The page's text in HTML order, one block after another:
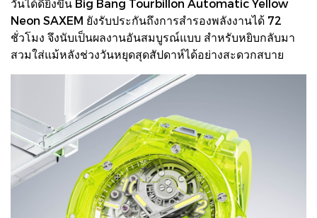
วันได้ดียิ่งขึ้น Big Bang Tourbillon Automatic Yellow
Neon SAXEM ยังรับประกันถึงการสำรองพลังงานได้ 72
ชั่วโมง จึงนับเป็นผลงานอันสมบูรณ์แบบ สำหรับหยิบกลับมา
สวมใส่แม้หลังช่วงวันหยุดสุดสัปดาห์ได้อย่างสะดวกสบาย